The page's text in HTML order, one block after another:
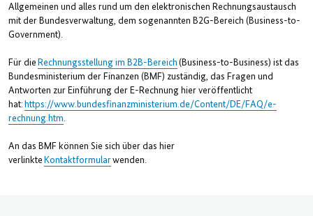
Allgemeinen und alles rund um den elektronischen Rechnungsaustausch
mit der Bundesverwaltung, dem sogenannten B2G-Bereich (Business-to-
Government).
Für die Rechnungsstellung im B2B-Bereich (Business-to-Business) ist das
Bundesministerium der Finanzen (BMF) zuständig, das Fragen und
Antworten zur Einführung der E-Rechnung hier veröffentlicht
hat: https://www.bundesfinanzministerium.de/Content/DE/FAQ/e-
rechnung.htm.
An das BMF können Sie sich über das hier
verlinkte Kontaktformularwenden.